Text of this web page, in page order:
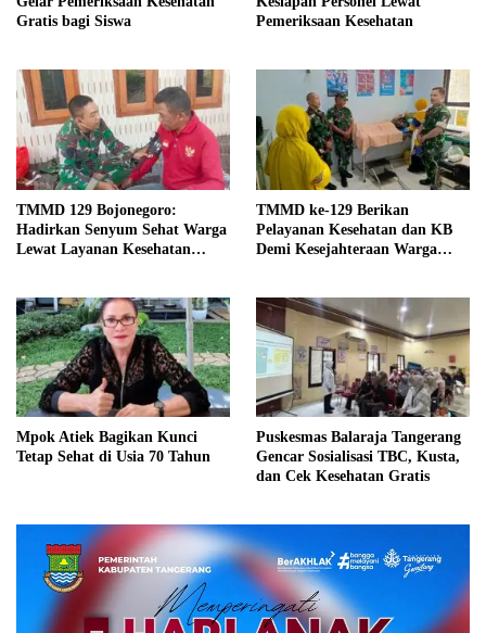
Gratis bagi Siswa
Pemeriksaan Kesehatan
TMMD 129 Bojonegoro:
Hadirkan Senyum Sehat Warga
Lewat Layanan Kesehatan
TMMD ke-129 Berikan
Pelayanan Kesehatan dan KB
Demi Kesejahteraan Warga
Mpok Atiek Bagikan Kunci
Tetap Sehat di Usia 70 Tahun
Puskesmas Balaraja Tangerang
Gencar Sosialisasi TBC, Kusta,
dan Cek Kesehatan Gratis